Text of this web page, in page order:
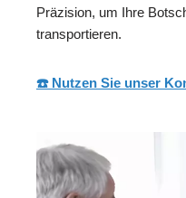
Präzision, um Ihre
transportieren.
☎️ Nutzen Sie unser